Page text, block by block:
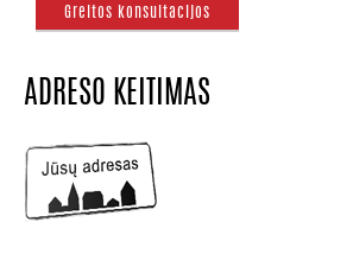
Greitos konsultacijos
ADRESO KEITIMAS